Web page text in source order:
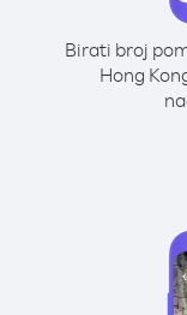
Birati broj
Hong